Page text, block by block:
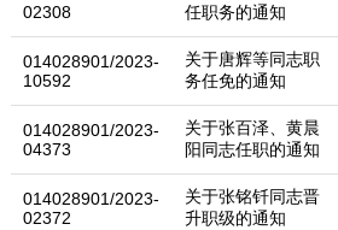
02308
任职务的通知
014028901/2023-
10592
关于唐辉等同志职
务任免的通知
014028901/2023-
04373
关于张百泽、黄晨
阳同志任职的通知
014028901/2023-
02372
关于张铭钎同志晋
升职级的通知